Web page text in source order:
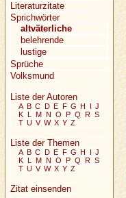
Literaturzitate
Sprichwörter
altväterliche
belehrende
lustige
Sprüche
Volksmund
Liste der Autoren
A B C D E F G H I J
K L M N O P Q R S
T U V W X Y Z
Liste der Themen
A B C D E F G H I J
K L M N O P Q R S
T U V W X Y Z
Zitat einsenden